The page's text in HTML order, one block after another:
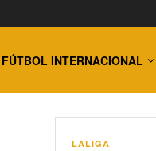
FÚTBOL INTERNACIONAL
LALIGA